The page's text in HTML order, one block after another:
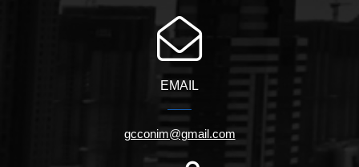
EMAIL
gcconim@gmail.com